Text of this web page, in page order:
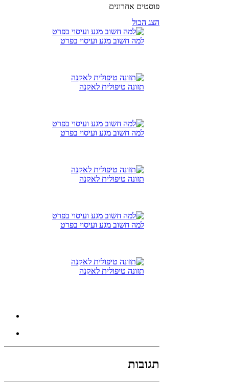
פוסטים אחרונים
הצג הכול
למה חשוב מגע ועיסוי בפרט
תזונה טיפולית לאקנה
למה חשוב מגע ועיסוי בפרט
תזונה טיפולית לאקנה
למה חשוב מגע ועיסוי בפרט
תזונה טיפולית לאקנה
תגובות